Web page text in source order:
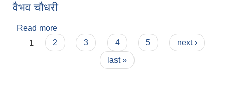
वैभव चौधरी
Read more
Pages
1 2 3 4 5
next ›
last »